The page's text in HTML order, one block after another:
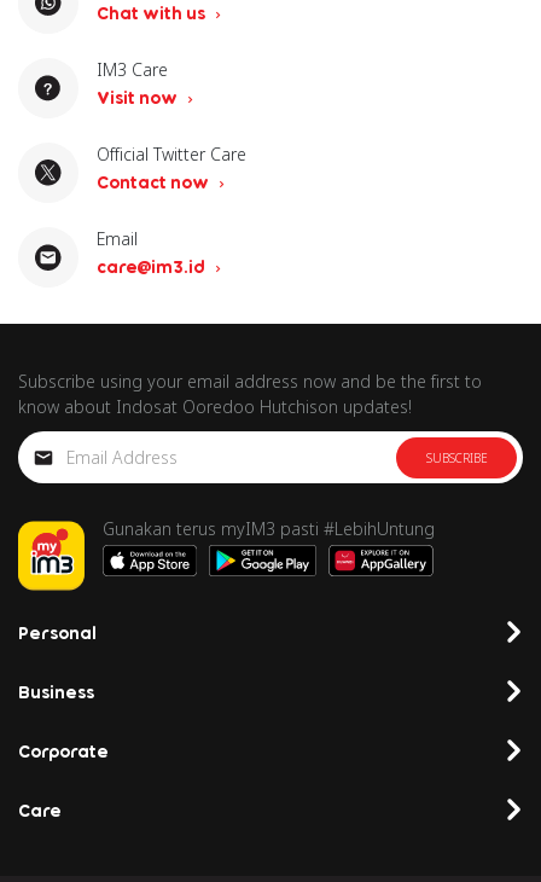
Chat with us
IM3 Care
Visit now
Official Twitter Care
Contact now
Email
care@im3.id
Subscribe using your email address now and be the first to
know about Indosat Ooredoo Hutchison updates!
SUBSCRIBE
Gunakan terus myIM3 pasti #LebihUntung
Personal
Business
Corporate
Care